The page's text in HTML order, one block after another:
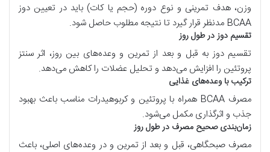
وزن، هدف تمرینی و نوع دوره (حجم یا کات) باید در تعیین دوز
BCAA مدنظر قرار گیرد تا نتیجه مطلوب حاصل شود.
تقسیم دوز در طول روز
تقسیم دوز به قبل و بعد از تمرین و وعده‌های بین روز، اثر سنتز
پروتئین را افزایش می‌دهد و تحلیل عضلات را کاهش می‌دهد.
ترکیب با وعده‌های غذایی
مصرف BCAA همراه با پروتئین و کربوهیدرات مناسب باعث بهبود
جذب و اثرگذاری مکمل می‌شود.
زمان‌بندی صحیح مصرف در طول روز
مصرف صبحگاهی، قبل و بعد از تمرین و در وعده‌های اصلی، باعث